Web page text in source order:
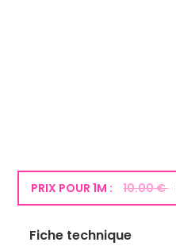
PRIX POUR 1M : 10.00 €
Fiche technique